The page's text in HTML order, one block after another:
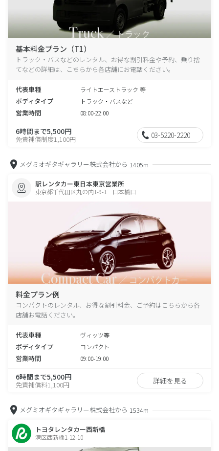
基本料金プラン（T1）
トラック・バスなどのレンタル、お得な割引料金や予約、乗り捨
てなどの詳細は、こちらから各店舗にお電話ください。
代表車種 ライトエーストラック 等
ボディタイプ トラック・バスなど
営業時間 08:00-22:00
6時間まで5,500円
免責補償制度1,100円 03-5220-2220
メグミオギタギャラリー株式会社から 1405m
駅レンタカー東日本東京営業所
東京都千代田区丸の内1-9-1 日本橋口
料金プラン例
コンパクトのレンタル、お得な割引料金、ご予約はこちらから各
店舗お電話ください。
代表車種 ヴィッツ等
ボディタイプ コンパクト
営業時間 09:00-19:00
6時間まで5,500円
免責補償料1,100円 詳細を見る
メグミオギタギャラリー株式会社から 1534m
トヨタレンタカー西新橋
港区西新橋1-12-10